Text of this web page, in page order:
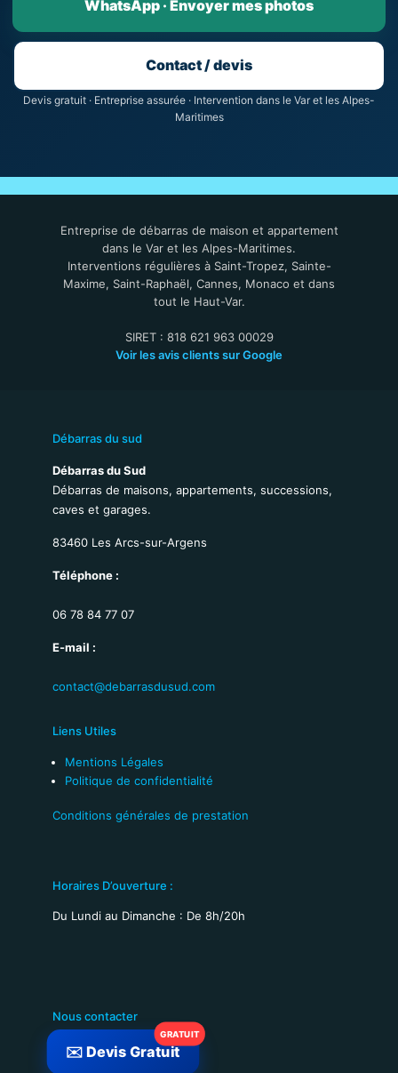
WhatsApp · Envoyer mes photos
Contact / devis
Devis gratuit · Entreprise assurée · Intervention dans le Var et les Alpes-
Maritimes
Entreprise de débarras de maison et appartement
dans le Var et les Alpes-Maritimes.
Interventions régulières à Saint-Tropez, Sainte-
Maxime, Saint-Raphaël, Cannes, Monaco et dans
tout le Haut-Var.
SIRET : 818 621 963 00029
Voir les avis clients sur Google
Débarras du sud
Débarras du Sud
Débarras de maisons, appartements, successions,
caves et garages.
83460 Les Arcs-sur-Argens
Téléphone :
06 78 84 77 07
E-mail :
contact@debarrasdusud.com
Liens Utiles
Mentions Légales
Politique de confidentialité
Conditions générales de prestation
Horaires D’ouverture :
Du Lundi au Dimanche : De 8h/20h
Nous contacter
✉️ Devis Gratuit